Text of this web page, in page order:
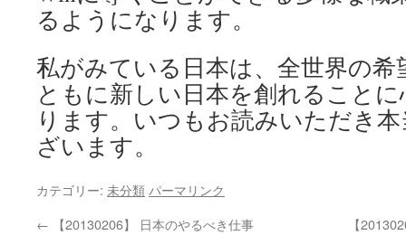
るようになります。
私がみている日本は、全世界の
ともに新しい日本を創れること
ります。いつもお読みいただき
ざいます。
カテゴリー: 未分類 パーマリンク
← 【20130206】 日本のやるべき仕事 【